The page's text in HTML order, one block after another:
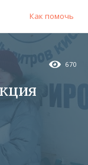
Как помочь
670